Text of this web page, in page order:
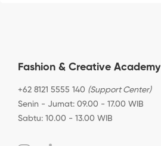
Fashion & Creative Academy
+62 8121 5555 140 (Support Center)
Senin - Jumat: 09.00 - 17.00 WIB
Sabtu: 10.00 - 13.00 WIB